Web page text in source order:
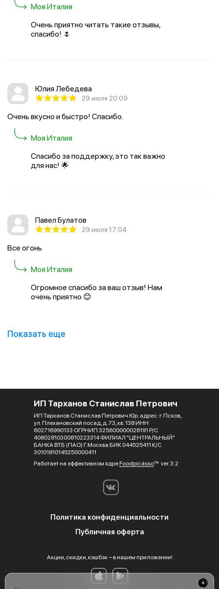
Моя Италия
Очень приятно читать такие отзывы,
спасибо! 🌷
Юлия Лебедева
29 июля 20:09
Очень вкусно и быстро! Спасибо.
Моя Италия
Спасибо за поддержку, это так важно
для нас! 🌟
Павел Булатов
29 июля 17:04
Все огонь
Моя Италия
Огромное спасибо за ваш отзыв! Нам
очень приятно 😊
Показать еще
ИП Тарханов Станислав Петрович
ИП Тарханов Станислав Петрович Юр. адрес: г. Псков,
ул. Плехановский посад, д. 73, кв. 138 ИНН
602716990133 ОГРНИП 325600000026191 Р/С
40802810300810223314 ФИЛИАЛ "ЦЕНТРАЛЬНЫЙ"
БАНКА ВТБ (ПАО) Г.Москва БИК 044525411 К/С
30101810145250000411
Работает на эффективном ядреFoodpicássover. 3.2
Политика конфиденциальности
Публичная оферта
Акции, скидки, кэшбэк − в нашем приложении!